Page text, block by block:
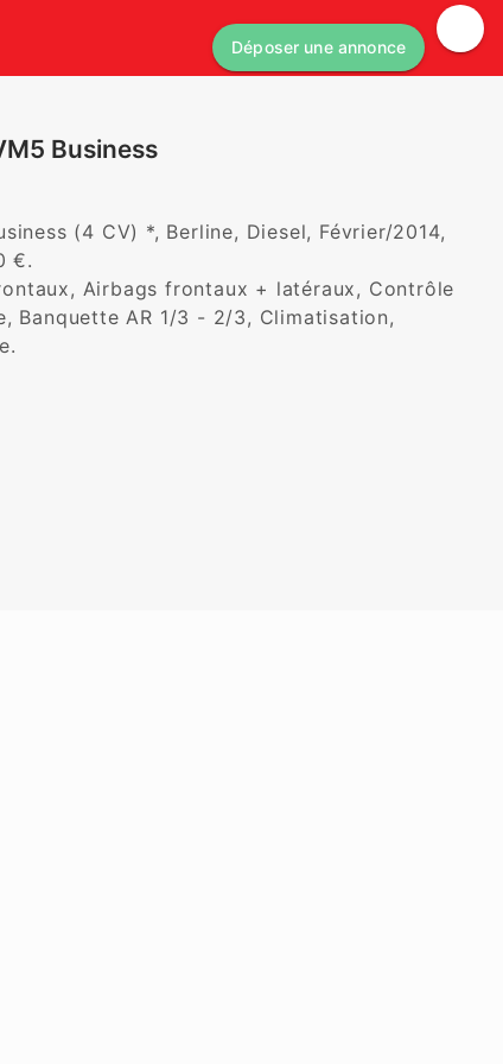
Déposer une annonce
Business
(4 CV) *, Berline, Diesel, Février/2014,
€.
Airbags frontaux + latéraux, Contrôle
Banquette AR 1/3 - 2/3, Climatisation,